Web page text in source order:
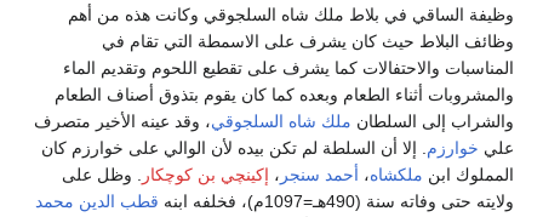
وظيفة الساقي في بلاط ملك شاه السلجوقي وكانت هذه من أهم
وظائف البلاط حيث كان يشرف على الاسمطة التي تقام في
المناسبات والاحتفالات كما يشرف على تقطيع اللحوم وتقديم الماء
والمشروبات أثناء الطعام وبعده كما كان يقوم بتذوق أصناف الطعام
والشراب إلى السلطان ملك شاه السلجوقي، وقد عينه الأخير متصرف
علي خوارزم . إلا أن السلطة لم تكن بيده لأن الوالي على خوارزم كان
المملوك ابن ملكشاه، أحمد سنجر ، إكينچي بن كوچكار
. وظل على
ولايته حتى وفاته سنة (490هـ=1097م)، فخلفه ابنه
قطب الدين محمد